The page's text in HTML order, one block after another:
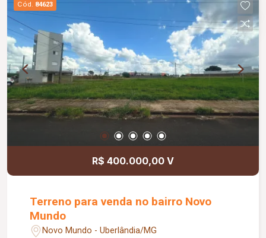
Cód. 84623
R$ 400.000,00 V
Terreno para venda no bairro Novo
Mundo
Novo Mundo - Uberlândia/MG